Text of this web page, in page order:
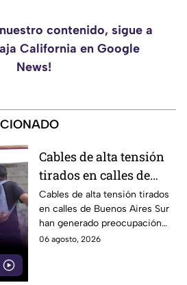
contenido, sigue a
California en Google
News!
Cables de alta tensión
tirados en calles de
Buenos Aires Sur
representan un riesgo
para peatones en
Tijuana
Cables de alta tensión tirados
en calles de Buenos Aires Sur
han generado preocupación
entre vecinos, luego de que un
06 agosto, 2026